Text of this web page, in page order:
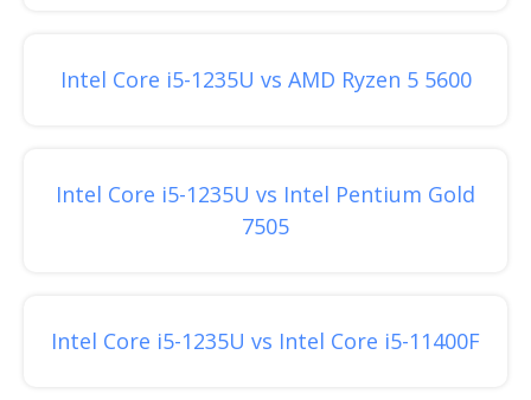
Intel Core i5-1235U vs AMD Ryzen 5 5600
Intel Core i5-1235U vs Intel Pentium Gold
7505
Intel Core i5-1235U vs Intel Core i5-11400F